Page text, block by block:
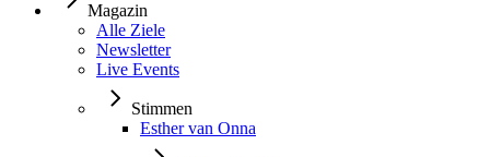
Magazin
Alle Ziele
Newsletter
Live Events
Stimmen
Esther van Onna